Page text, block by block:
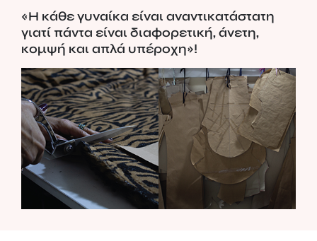
«Η κάθε γυναίκα είναι αναντικατάστατη
γιατί πάντα είναι διαφορετική, άνετη,
κομψή και απλά υπέροχη»!